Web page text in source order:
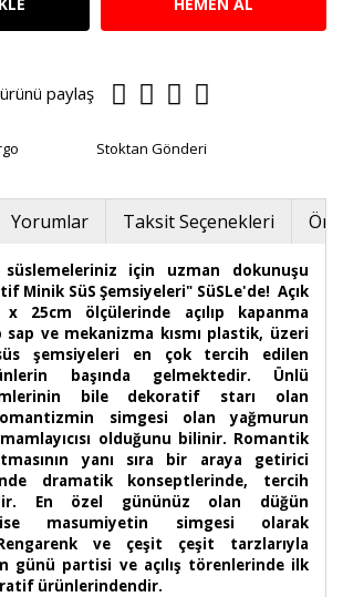
paylaş
Stoktan Gönderi
Yorumlar Taksit Seçenekleri
için uzman dokunuşu
Minik SüS Şemsiyeleri" SüSLe'de! Açık
25cm ölçülerinde açılıp kapanma
sap ve mekanizma kısmı plastik, üzeri
şemsiyeleri en çok tercih edilen
başında gelmektedir. Ünlü
bile dekoratif starı olan
simgesi olan yağmurun
olduğunu bilinir. Romantik
yanı sıra bir araya getirici
dramatik konseptlerinde, tercih
En özel gününüz olan düğün
masumiyetin simgesi olarak
ve çeşit çeşit tarzlarıyla
günü partisi ve açılış törenlerinde ilk
ürünlerindendir.